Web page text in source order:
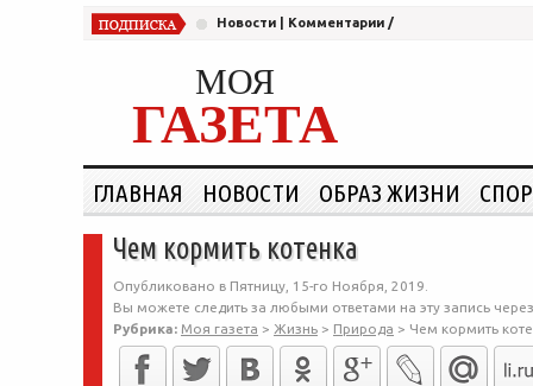
Новости Комментарии /
МОЯ
ГАЗЕТА
ГЛАВНАЯ НОВОСТИ ОБРАЗ ЖИЗНИ
Чем кормить котенка
Опубликовано в Пятницу, 15-го Ноября, 2019.
Вы можете следить за любыми ответами на эту запись
Рубрика: Моя газета > Жизнь > Природа > Чем кормить